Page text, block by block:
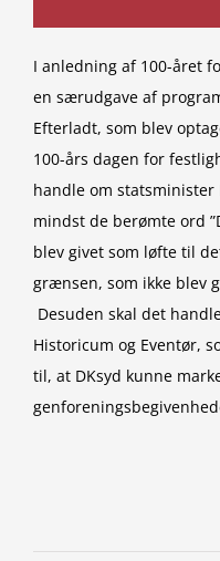
I anledning af 100-året
en særudgave af
Efterladt, som blev
100-års dagen for
handle om statsminister
mindst de berømte ord
blev givet som løfte til
grænsen, som ikke blev
Desuden skal det
Historicum og Eventør,
til, at DKsyd kunne